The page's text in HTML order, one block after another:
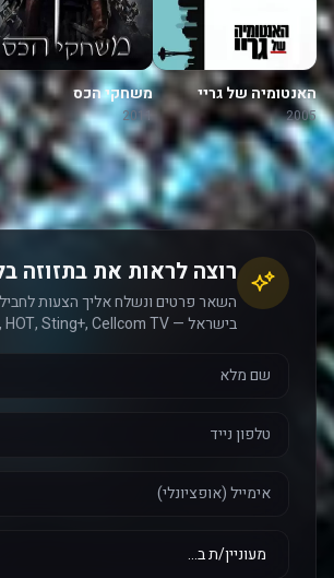
האנטומיה של גריי
2005
משחקי הכס
2011
רוצה לראות את בתזוזה
השאר פרטים ונשלח אליך הצעות
בישראל — Yes Plus, HOT, Sting+, Cellcom TV ועוד.